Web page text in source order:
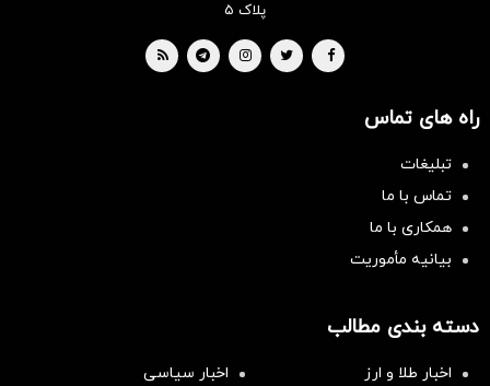
پلاک ۵
راه های تماس
تبلیغات
تماس با ما
همکاری با ما
بیانیه مأموریت
دسته بندی مطالب
اخبار طلا و ارز
اخبار سیاسی